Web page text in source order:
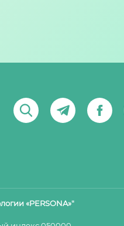
«PERSONA»"